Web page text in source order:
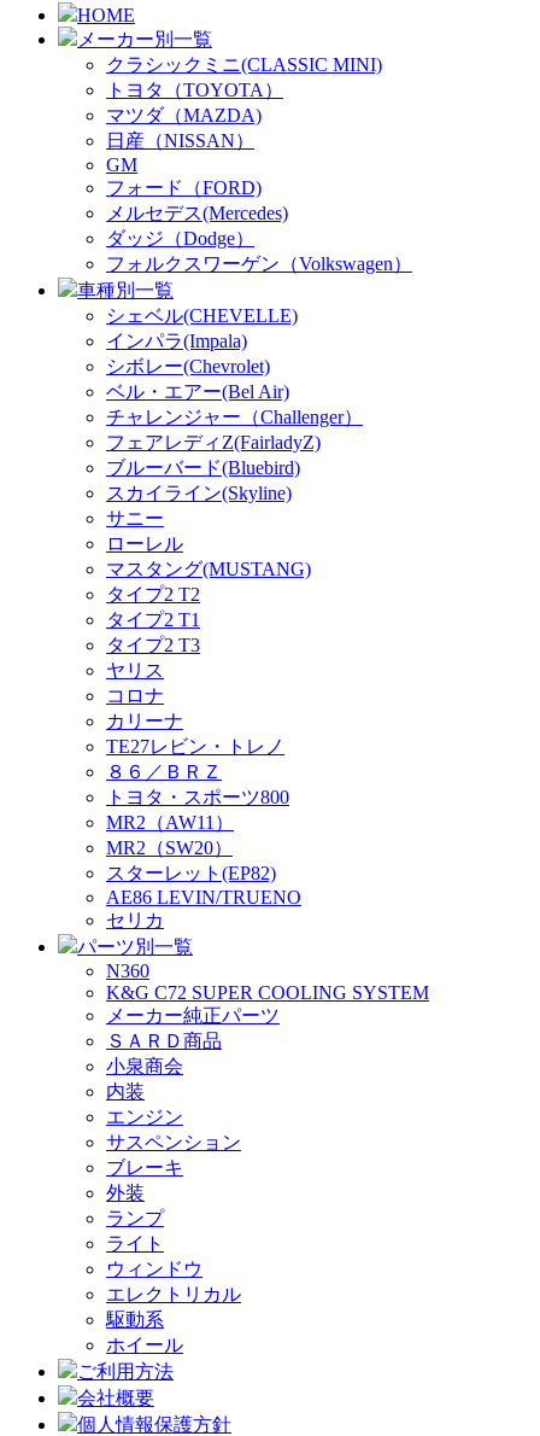
HOME
メーカー別一覧
クラシックミニ(CLASSIC MINI)
トヨタ（TOYOTA）
マツダ（MAZDA)
日産（NISSAN）
GM
フォード（FORD)
メルセデス(Mercedes)
ダッジ（Dodge）
フォルクスワーゲン（Volkswagen）
車種別一覧
シェベル(CHEVELLE)
インパラ(Impala)
シボレー(Chevrolet)
ベル・エアー(Bel Air)
チャレンジャー（Challenger）
フェアレディZ(FairladyZ)
ブルーバード(Bluebird)
スカイライン(Skyline)
サニー
ローレル
マスタング(MUSTANG)
タイプ2 T2
タイプ2 T1
タイプ2 T3
ヤリス
コロナ
カリーナ
TE27レビン・トレノ
８６／ＢＲＺ
トヨタ・スポーツ800
MR2（AW11）
MR2（SW20）
スターレット(EP82)
AE86 LEVIN/TRUENO
セリカ
パーツ別一覧
N360
K&G C72 SUPER COOLING SYSTEM
メーカー純正パーツ
ＳＡＲＤ商品
小泉商会
内装
エンジン
サスペンション
ブレーキ
外装
ランプ
ライト
ウィンドウ
エレクトリカル
駆動系
ホイール
ご利用方法
会社概要
個人情報保護方針